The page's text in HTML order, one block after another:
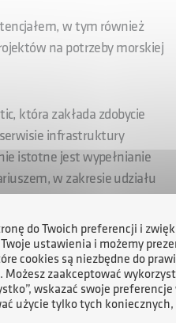
w tym również
na potrzeby morskiej
która zakłada zdobycie
infrastruktury
istotne jest wypełnianie
w zakresie udziału
zajmujące się
kompleksową
do Twoich preferencji i
ustawienia i możemy
cookies są niezbędne do
zaakceptować
wskazać swoje
użycie tylko tych